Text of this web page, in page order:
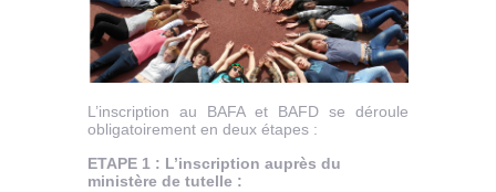
L’inscription au BAFA et BAFD se déroule
obligatoirement en deux étapes :
ETAPE 1 : L’inscription auprès du
ministère de tutelle :